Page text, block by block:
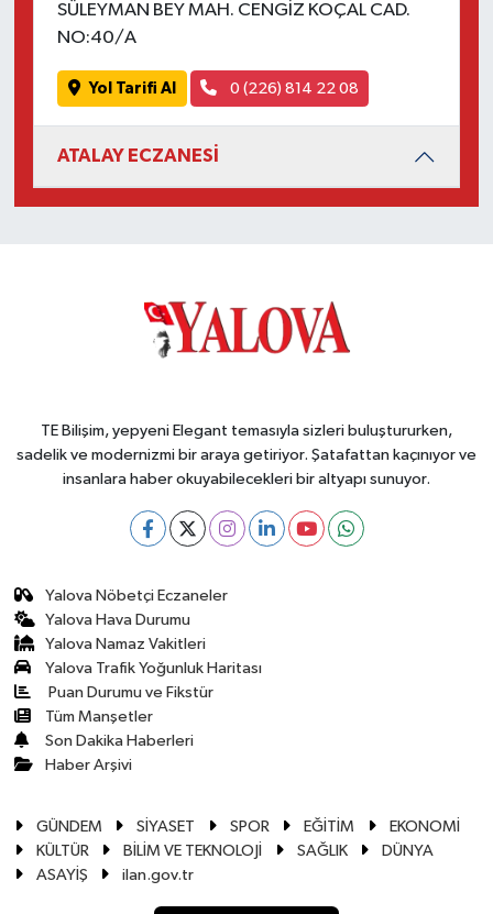
SÜLEYMAN BEY MAH. CENGİZ KOÇAL CAD.
NO:40/A
Yol Tarifi Al 0 (226) 814 22 08
ATALAY ECZANESİ
TE Bilişim, yepyeni Elegant temasıyla sizleri buluştururken,
sadelik ve modernizmi bir araya getiriyor. Şatafattan kaçınıyor ve
insanlara haber okuyabilecekleri bir altyapı sunuyor.
Yalova Nöbetçi Eczaneler
Yalova Hava Durumu
Yalova Namaz Vakitleri
Yalova Trafik Yoğunluk Haritası
Puan Durumu ve Fikstür
Tüm Manşetler
Son Dakika Haberleri
Haber Arşivi
GÜNDEM SİYASET SPOR EĞİTİM
EKONOMİ
KÜLTÜR
BİLİM VE TEKNOLOJİ SAĞLIK
DÜNYA
ASAYİŞ
ilan.gov.tr